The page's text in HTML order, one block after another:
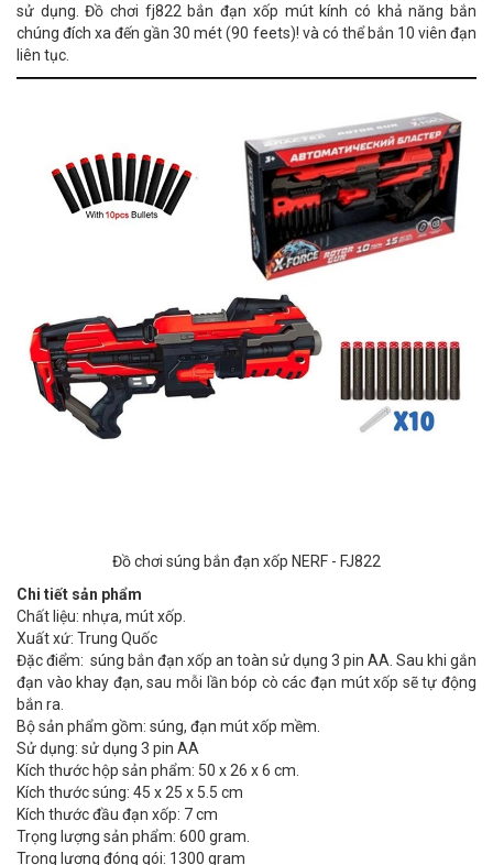
sử dụng. Đồ chơi fj822 bắn đạn xốp mút kính có khả năng bắn
chúng đích xa đến gần 30 mét (90 feets)! và có thể bắn 10 viên đạn
liên tục.
Đồ chơi súng bắn đạn xốp NERF - FJ822
Chi tiết sản phẩm
Chất liệu: nhựa, mút xốp.
Xuất xứ: Trung Quốc
Đặc điểm: súng bắn đạn xốp an toàn sử dụng 3 pin AA. Sau khi gắn
đạn vào khay đạn, sau mỗi lần bóp cò các đạn mút xốp sẽ tự động
bắn ra.
Bộ sản phẩm gồm: súng, đạn mút xốp mềm.
Sử dụng: sử dụng 3 pin AA
Kích thước hộp sản phẩm: 50 x 26 x 6 cm.
Kích thước súng: 45 x 25 x 5.5 cm
Kích thước đầu đạn xốp: 7 cm
Trọng lượng sản phẩm: 600 gram.
Trọng lượng đóng gói: 1300 gram